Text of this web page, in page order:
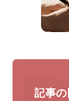
記事